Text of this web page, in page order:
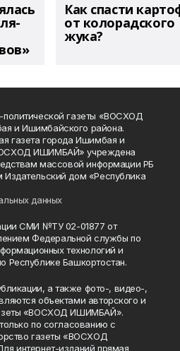
Как спасти
от колорадского
жука?
газеты «ВОСХОД
и Ишимбайского района.
газета города Ишимбая и
ИШИМБАЙ» учреждена
массовой информации РБ
дом «Республика
данных
СМИ №ТУ 02-01877 от
Федеральной службы по
технологий и
Республике Башкортостан.
а также фото-, видео-,
объектами авторского и
«ВОСХОД ИШИМБАЙ».
по согласованию с
газеты «ВОСХОД
интернет-изданий прямая